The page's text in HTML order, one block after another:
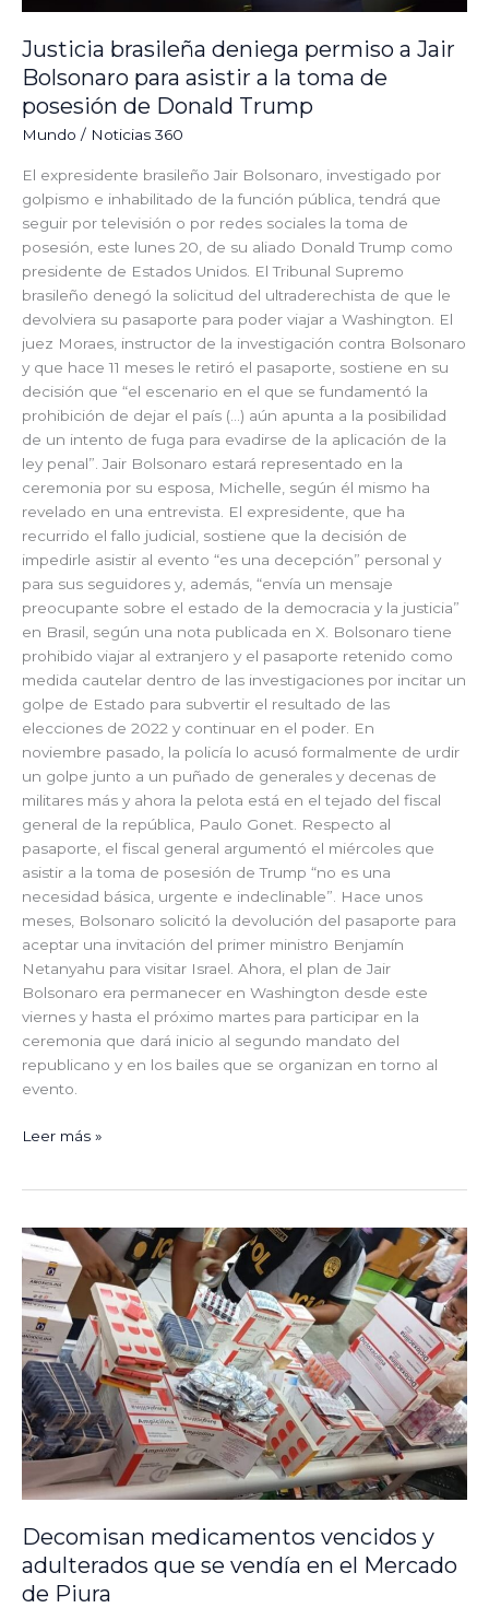
Justicia brasileña deniega permiso a Jair
Bolsonaro para asistir a la toma de
posesión de Donald Trump
Mundo / Noticias 360
El expresidente brasileño Jair Bolsonaro, investigado por
golpismo e inhabilitado de la función pública, tendrá que
seguir por televisión o por redes sociales la toma de
posesión, este lunes 20, de su aliado Donald Trump como
presidente de Estados Unidos. El Tribunal Supremo
brasileño denegó la solicitud del ultraderechista de que le
devolviera su pasaporte para poder viajar a Washington. El
juez Moraes, instructor de la investigación contra Bolsonaro
y que hace 11 meses le retiró el pasaporte, sostiene en su
decisión que “el escenario en el que se fundamentó la
prohibición de dejar el país (…) aún apunta a la posibilidad
de un intento de fuga para evadirse de la aplicación de la
ley penal”. Jair Bolsonaro estará representado en la
ceremonia por su esposa, Michelle, según él mismo ha
revelado en una entrevista. El expresidente, que ha
recurrido el fallo judicial, sostiene que la decisión de
impedirle asistir al evento “es una decepción” personal y
para sus seguidores y, además, “envía un mensaje
preocupante sobre el estado de la democracia y la justicia”
en Brasil, según una nota publicada en X. Bolsonaro tiene
prohibido viajar al extranjero y el pasaporte retenido como
medida cautelar dentro de las investigaciones por incitar un
golpe de Estado para subvertir el resultado de las
elecciones de 2022 y continuar en el poder. En
noviembre pasado, la policía lo acusó formalmente de urdir
un golpe junto a un puñado de generales y decenas de
militares más y ahora la pelota está en el tejado del fiscal
general de la república, Paulo Gonet. Respecto al
pasaporte, el fiscal general argumentó el miércoles que
asistir a la toma de posesión de Trump “no es una
necesidad básica, urgente e indeclinable”. Hace unos
meses, Bolsonaro solicitó la devolución del pasaporte para
aceptar una invitación del primer ministro Benjamín
Netanyahu para visitar Israel. Ahora, el plan de Jair
Bolsonaro era permanecer en Washington desde este
viernes y hasta el próximo martes para participar en la
ceremonia que dará inicio al segundo mandato del
republicano y en los bailes que se organizan en torno al
evento.
de
posesión
de
Donald
Trump
Leer más »
Decomisan medicamentos vencidos y
adulterados que se vendía en el Mercado
de Piura
Decomisan
medicamentos
vencidos
y
adulterados
que
se
vendía
en
el
Mercado
de
Piura